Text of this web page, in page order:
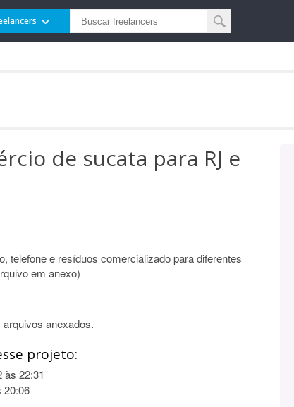
de sucata para RJ e
telefone e resíduos comercializado para diferentes
em anexo)
anexados.
projeto:
às 22:31
20:06